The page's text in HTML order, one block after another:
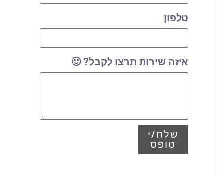
טלפון
איזה שירות תרצו לקבל? 🙂
שלח/י
טופס